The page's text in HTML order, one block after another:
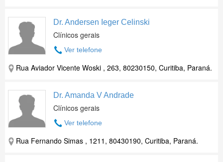
Dr. Andersen Ieger Celinski
Clínicos gerais
Ver telefone
Rua Aviador Vicente Woski , 263, 80230150, Curitiba, Paraná.
Dr. Amanda V Andrade
Clínicos gerais
Ver telefone
Rua Fernando Simas , 1211, 80430190, Curitiba, Paraná.